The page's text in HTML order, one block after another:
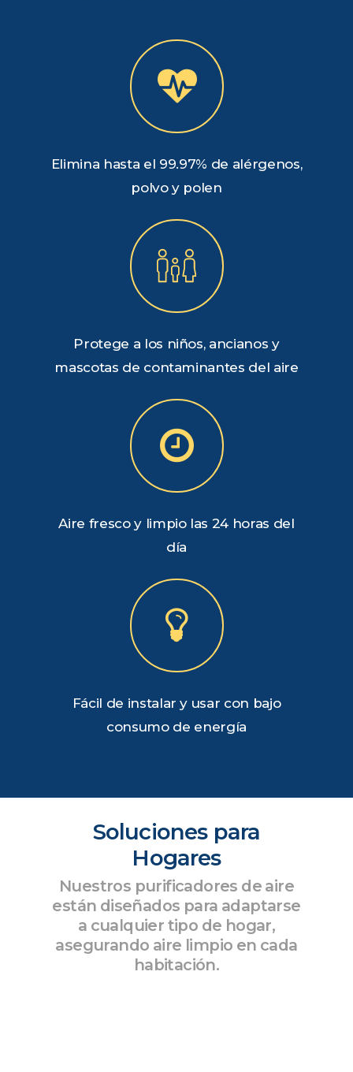
Elimina hasta el 99.97% de alérgenos,
polvo y polen
Protege a los niños, ancianos y
mascotas de contaminantes del aire
Aire fresco y limpio las 24 horas del
día
Fácil de instalar y usar con bajo
consumo de energía
Soluciones para
Hogares
Nuestros purificadores de aire
están diseñados para adaptarse
a cualquier tipo de hogar,
asegurando aire limpio en cada
habitación.